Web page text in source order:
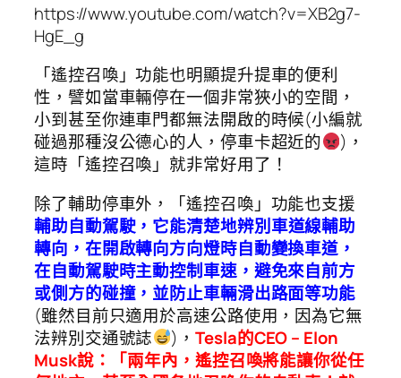
https://www.youtube.com/watch?v=XB2g7-
HgE_g
「遙控召喚」功能也明顯提升提車的便利
性，譬如當車輛停在一個非常狹小的空間，
小到甚至你連車門都無法開啟的時候(小編就
碰過那種沒公德心的人，停車卡超近的
)，
這時「遙控召喚」就非常好用了！
除了輔助停車外，「遙控召喚」功能也支援
輔助自動駕駛，它能清楚地辨別車道線輔助
轉向，在開啟轉向方向燈時自動變換車道，
在自動駕駛時主動控制車速，避免來自前方
或側方的碰撞，並防止車輛滑出路面等功能
(雖然目前只適用於高速公路使用，因為它無
法辨別交通號誌
)，Tesla的CEO – Elon
Musk說：「兩年內，遙控召喚將能讓你從任